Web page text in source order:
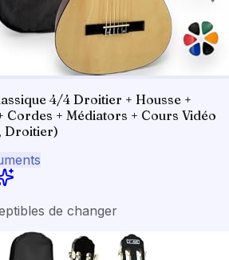
4/4 Droitier + Housse +
Cordes + Médiators + Cours Vidéo
Droitier)
de changer